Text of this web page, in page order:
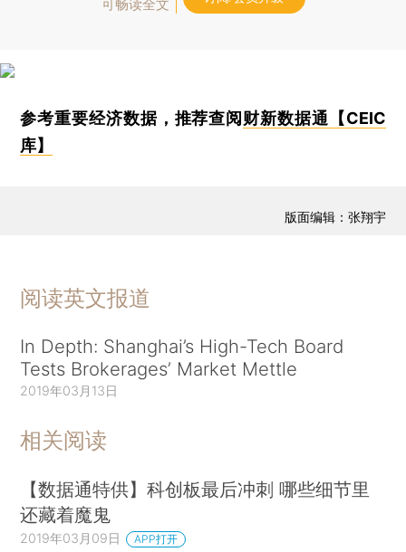
可畅读全文
参考重要经济数据，推荐查阅 财新数据通【CEIC
库】
版面编辑：张翔宇
阅读英文报道
In Depth: Shanghai’s High-Tech Board
Tests Brokerages’ Market Mettle
2019年03月13日
相关阅读
【数据通特供】科创板最后冲刺 哪些细节里
还藏着魔鬼
2019年03月09日 APP打开